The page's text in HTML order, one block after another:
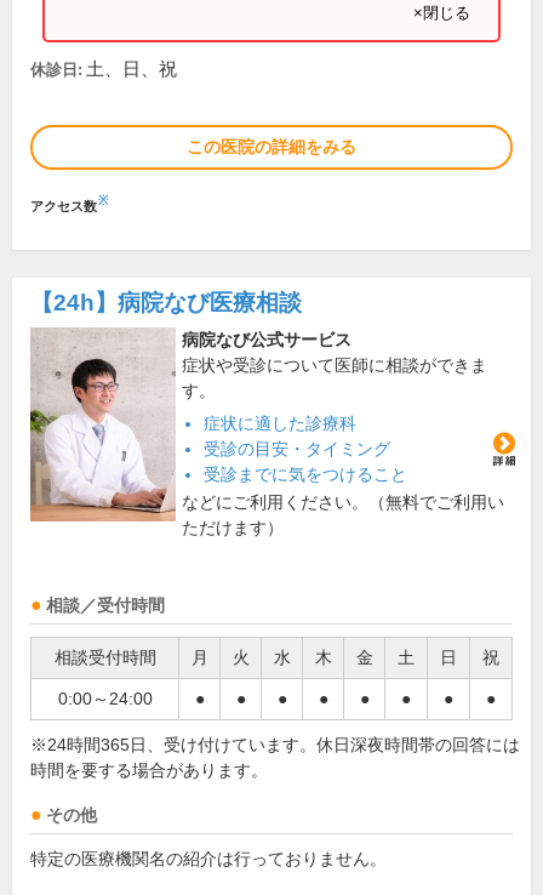
×閉じる
休診日: 土、日、祝
この医院の詳細をみる
アクセス数※
【24h】 病院なび医療相談
病院なび公式サービス
症状や受診について医師に相談ができま
す。
症状に適した診療科
受診の目安・タイミング
受診までに気をつけること
などにご利用ください。（無料でご利用い
ただけます）
相談／受付時間
相談受付時間 月 火 水 木 金 土 日 祝
0:00～24:00 ● ● ● ● ● ● ● ●
※24時間365日、受け付けています。休日深夜時間帯の回答には
時間を要する場合があります。
その他
特定の医療機関名の紹介は行っておりません。